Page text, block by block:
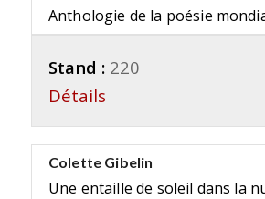
Anthologie de la poésie
Stand : 220
Détails
Colette Gibelin
Une entaille de soleil dans la